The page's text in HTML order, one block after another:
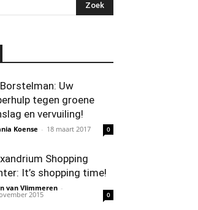
Uw
tegen groene
en vervuiling!
Koense - 18 maart 2017 0
Shopping
It’s shopping time!
van Vlimmeren -
2015 0